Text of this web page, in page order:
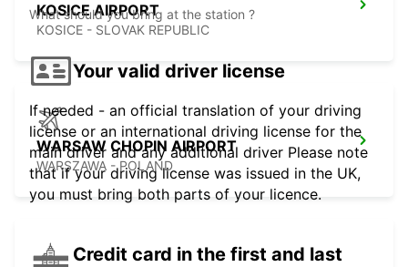
KOSICE AIRPORT
KOSICE - SLOVAK REPUBLIC
WARSAW CHOPIN AIRPORT
WARSZAWA - POLAND
What should you bring at the station ?
Your valid driver license
If needed - an official translation of your driving
license or an international driving license for the
main driver and any additional driver Please note
that if your driving license was issued in the UK,
you must bring both parts of your licence.
Credit card in the first and last